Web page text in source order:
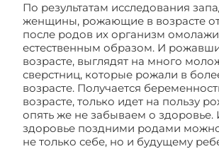
По результатам исследования
женщины, рожающие в возрасте от
после родов их организм
естественным образом. И
возрасте, выглядят на много
сверстниц, которые рожали в
возрасте. Получается
возрасте, только идет на пользу
опять же не забываем о здоровье.
здоровье поздними родами
не только себе, но и будущему